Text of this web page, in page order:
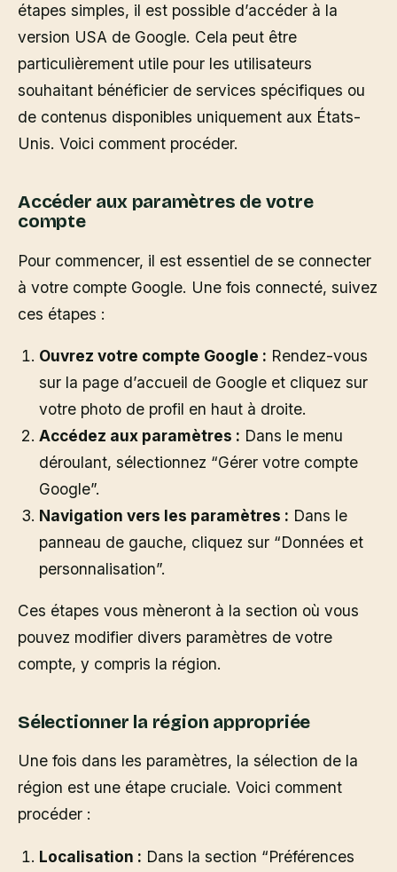
étapes simples, il est possible d’accéder à la
version USA de Google. Cela peut être
particulièrement utile pour les utilisateurs
souhaitant bénéficier de services spécifiques ou
de contenus disponibles uniquement aux États-
Unis. Voici comment procéder.
Accéder aux paramètres de votre
compte
Pour commencer, il est essentiel de se connecter
à votre compte Google. Une fois connecté, suivez
ces étapes :
Ouvrez votre compte Google : Rendez-vous
sur la page d’accueil de Google et cliquez sur
votre photo de profil en haut à droite.
Accédez aux paramètres : Dans le menu
déroulant, sélectionnez “Gérer votre compte
Google”.
Navigation vers les paramètres : Dans le
panneau de gauche, cliquez sur “Données et
personnalisation”.
Ces étapes vous mèneront à la section où vous
pouvez modifier divers paramètres de votre
compte, y compris la région.
Sélectionner la région appropriée
Une fois dans les paramètres, la sélection de la
région est une étape cruciale. Voici comment
procéder :
Localisation : Dans la section “Préférences